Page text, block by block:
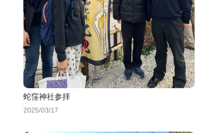
蛇窪神社参拝
2025/03/17